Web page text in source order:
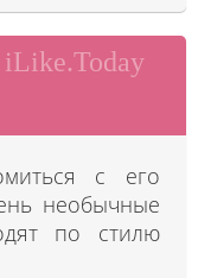
iLike.Today
с его
необычные
по стилю